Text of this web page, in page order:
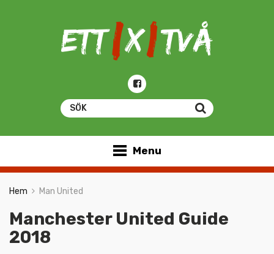
Menu
Hem Man United
Manchester United Guide
2018